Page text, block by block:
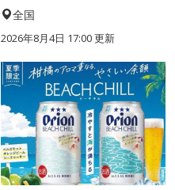
全国
2026年8月4日 17:00更新